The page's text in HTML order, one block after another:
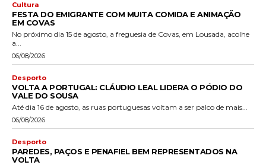
Cultura
FESTA DO EMIGRANTE COM MUITA COMIDA E ANIMAÇÃO
EM COVAS
No próximo dia 15 de agosto, a freguesia de Covas, em Lousada, acolhe
a...
06/08/2026
Desporto
VOLTA A PORTUGAL: CLÁUDIO LEAL LIDERA O PÓDIO DO
VALE DO SOUSA
Até dia 16 de agosto, as ruas portuguesas voltam a ser palco de mais...
06/08/2026
Desporto
PAREDES, PAÇOS E PENAFIEL BEM REPRESENTADOS NA
VOLTA